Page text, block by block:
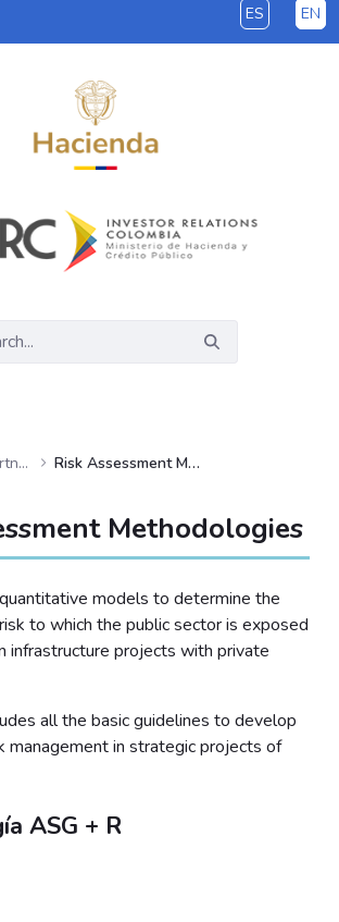
ES EN
Public Private Partnerships Risk Assessment Methodologies
Methodologies
models to determine the
to which the public sector is exposed
infrastructure projects with private
all the basic guidelines to develop
management in strategic projects of
ASG + R